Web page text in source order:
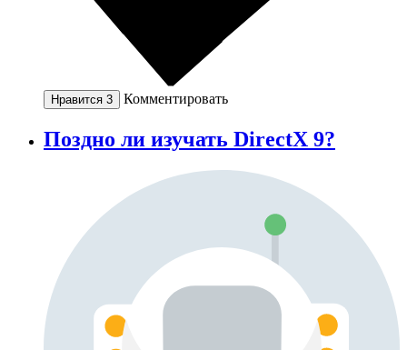
Нравится 3 Комментировать
Поздно ли изучать DirectX 9?